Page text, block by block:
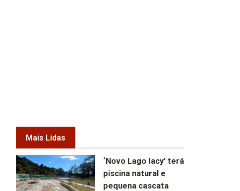
Mais Lidas
‘Novo Lago Iacy’ terá
piscina natural e
pequena cascata